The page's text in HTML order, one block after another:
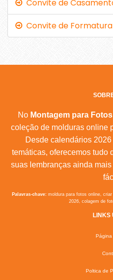
Convite de
Convite de Formatura
No Montagem para Fotos
coleção de molduras online
Desde calendários
temáticas, oferecemos tudo
suas lembranças ainda
Palavras-chave:moldura para fotos online,
2026, colagem de
LINKS
Página
Poltica de